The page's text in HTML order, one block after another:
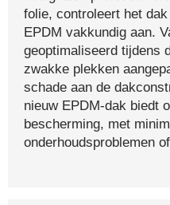
folie, controleert het
EPDM vakkundig aan.
geoptimaliseerd tijdens
zwakke plekken
schade aan de
nieuw EPDM-dak biedt
bescherming, met
onderhoudsproblemen